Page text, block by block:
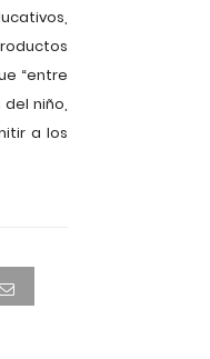
“entre
niño,
a los